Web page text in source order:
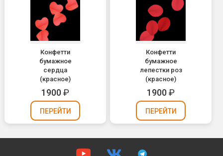
Конфетти
бумажное
сердца
(красное)
1900₽
ПЕРЕЙТИ
Конфетти
бумажное
лепестки роз
(красное)
1900₽
ПЕРЕЙТИ